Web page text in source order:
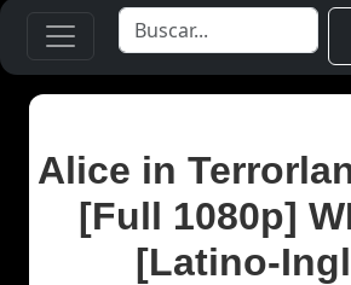
Alice in
[Full 1080p]
[Latino-